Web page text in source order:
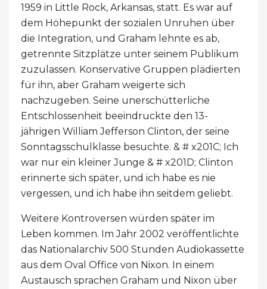
1959 in Little Rock, Arkansas, statt. Es war auf
dem Höhepunkt der sozialen Unruhen über
die Integration, und Graham lehnte es ab,
getrennte Sitzplätze unter seinem Publikum
zuzulassen. Konservative Gruppen plädierten
für ihn, aber Graham weigerte sich
nachzugeben. Seine unerschütterliche
Entschlossenheit beeindruckte den 13-
jährigen William Jefferson Clinton, der seine
Sonntagsschulklasse besuchte. & # x201C; Ich
war nur ein kleiner Junge & # x201D; Clinton
erinnerte sich später, und ich habe es nie
vergessen, und ich habe ihn seitdem geliebt.
Weitere Kontroversen würden später im
Leben kommen. Im Jahr 2002 veröffentlichte
das Nationalarchiv 500 Stunden Audiokassette
aus dem Oval Office von Nixon. In einem
Austausch sprachen Graham und Nixon über